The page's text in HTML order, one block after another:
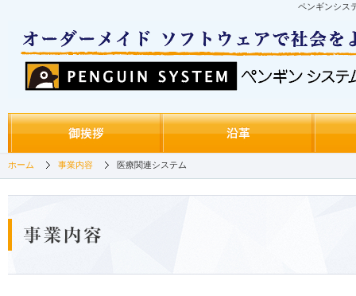
ペンギンシス
ホーム 事業内容 医療関連システム